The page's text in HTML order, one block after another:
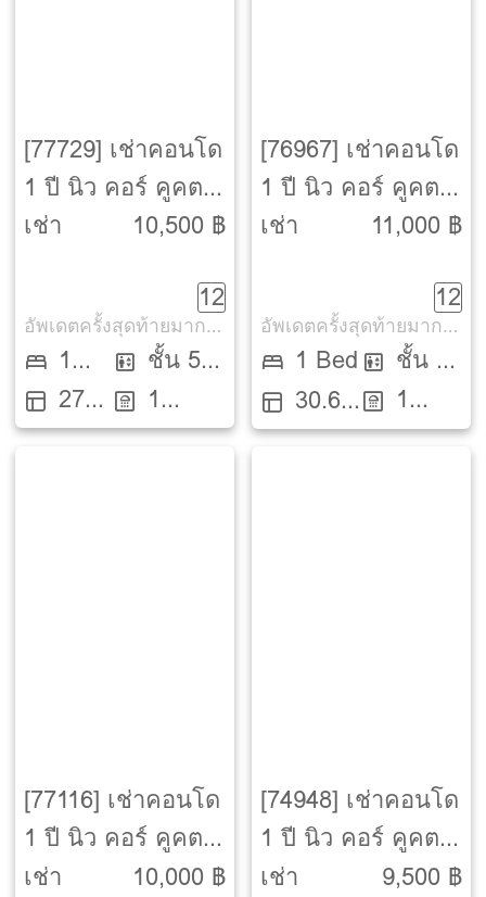
[77729] เช่าคอนโด
1 ปี นิว คอร์ คูคต ส
เตชัน [Nue Core
เช่า
10,500 ฿
12
อัพเดตครั้งสุดท้ายมากกว่า 30 วัน
1
Bed27
ตรม.
ชั้น 5
ตึก C
1
ห้องน้ำ
[76967] เช่าคอนโด
1 ปี นิว คอร์ คูคต ส
เตชัน [Nue Core
เช่า
11,000 ฿
12
อัพเดตครั้งสุดท้ายมากกว่า 30 วัน
1 Bed
30.68
ตรม.
ชั้น 8
ตึก C
1
ห้องน้ำ
[77116] เช่าคอนโด
1 ปี นิว คอร์ คูคต ส
เตชัน [Nue Core
เช่า
10,000 ฿
[74948] เช่าคอนโด
1 ปี นิว คอร์ คูคต ส
เตชัน [Nue Core
เช่า
9,500 ฿